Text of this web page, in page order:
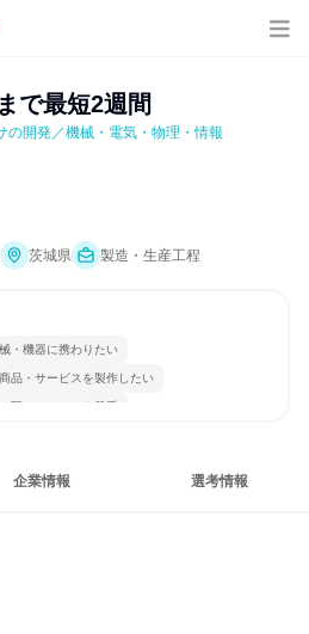
で最短2週間
の開発／機械・電気・物理・情報
茨城県 製造・生産工程
・機器に携わりたい
商品・サービスを製作したい
互いのペースを尊重
企業情報 選考情報